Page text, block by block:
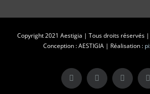
Copyright 2021 Aestigia | Tous droits réservés |
Conception : AESTIGIA | Réalisation :
X LinkedInInstagram